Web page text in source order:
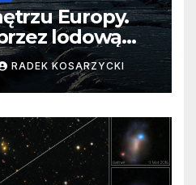
Europy.
lodową
RADEK KOSARZYCKI